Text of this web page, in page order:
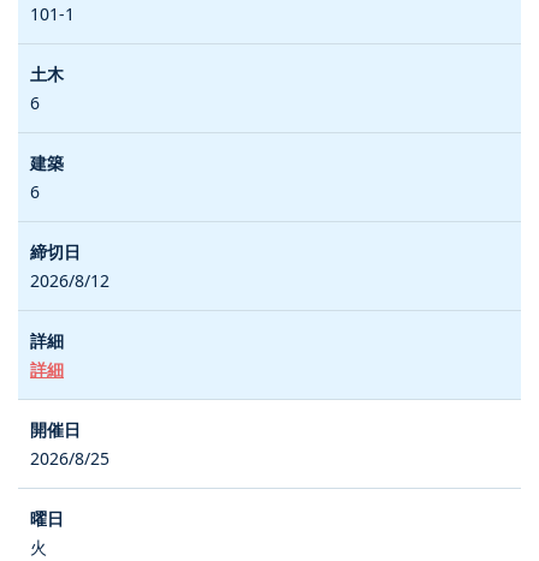
101-1
6
6
2026/8/12
詳細
2026/8/25
火